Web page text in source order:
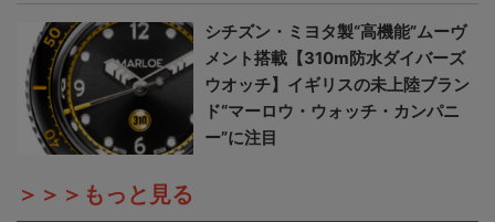
シチズン・ミヨタ製“高機能”ムーヴ
メント搭載【310m防水ダイバーズ
ウオッチ】イギリスの未上陸ブラン
ド“マーロウ・ウォッチ・カンパニ
ー”に注目
＞＞＞もっと見る